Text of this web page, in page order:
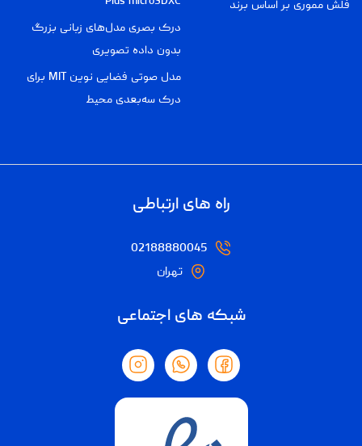
فلش مموری بر اساس برند
درک بصری مدل‌های زبانی بزرگ
بدون داده تصویری
مدل صوتی فضایی نوین MIT برای
درک سه‌بعدی محیط
راه های ارتباطی
02188880045
تهران
شبکه های اجتماعی